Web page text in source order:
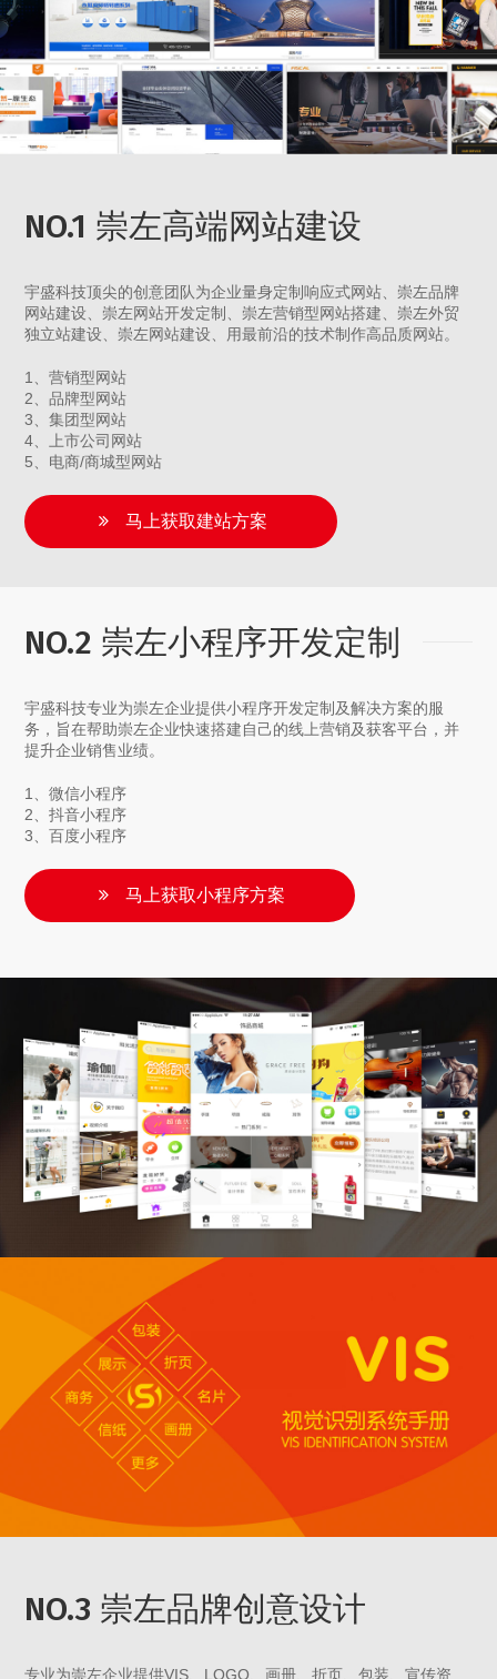
NO.1 崇左高端网站建设
宇盛科技顶尖的创意团队为企业量身定制响应式网站、崇左品牌
网站建设、崇左网站开发定制、崇左营销型网站搭建、崇左外贸
独立站建设、崇左网站建设、用最前沿的技术制作高品质网站。
1、营销型网站
2、品牌型网站
3、集团型网站
4、上市公司网站
5、电商/商城型网站
马上获取建站方案
NO.2 崇左小程序开发定制
宇盛科技专业为崇左企业提供小程序开发定制及解决方案的服
务，旨在帮助崇左企业快速搭建自己的线上营销及获客平台，并
提升企业销售业绩。
1、微信小程序
2、抖音小程序
3、百度小程序
马上获取小程序方案
NO.3 崇左品牌创意设计
专业为崇左企业提供VIS、LOGO、画册、折页、包装、宣传资